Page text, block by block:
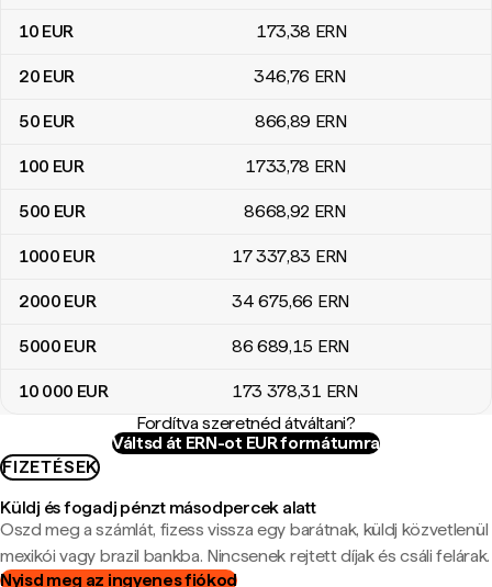
10 EUR 173,38 ERN
20 EUR 346,76 ERN
50 EUR 866,89 ERN
100 EUR 1733,78 ERN
500 EUR 8668,92 ERN
1000 EUR 17 337,83 ERN
2000 EUR 34 675,66 ERN
5000 EUR 86 689,15 ERN
10 000 EUR 173 378,31 ERN
Fordítva szeretnéd átváltani?
Váltsd át ERN-ot EUR formátumra
FIZETÉSEK
Küldj és fogadj pénzt másodpercek alatt
Oszd meg a számlát, fizess vissza egy barátnak, küldj közvetlenül
mexikói vagy brazil bankba. Nincsenek rejtett díjak és csáli felárak.
Nyisd meg az ingyenes fiókod